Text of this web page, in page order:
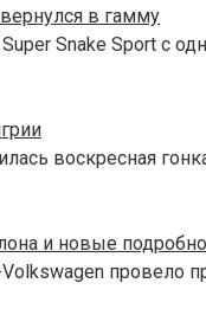
в гамму
Snake Sport с
воскресная
и новые
провело